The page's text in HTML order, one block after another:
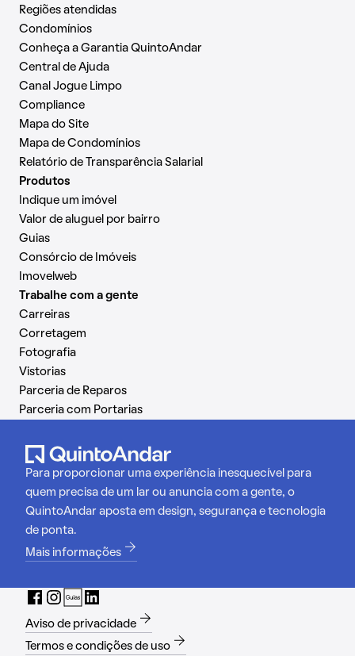
Regiões atendidas
Condomínios
Conheça a Garantia QuintoAndar
Central de Ajuda
Canal Jogue Limpo
Compliance
Mapa do Site
Mapa de Condomínios
Relatório de Transparência Salarial
Produtos
Indique um imóvel
Valor de aluguel por bairro
Guias
Consórcio de Imóveis
Imovelweb
Trabalhe com a gente
Carreiras
Corretagem
Fotografia
Vistorias
Parceria de Reparos
Parceria com Portarias
Para proporcionar uma experiência inesquecível para
quem precisa de um lar ou anuncia com a gente, o
QuintoAndar aposta em design, segurança e tecnologia
de ponta.
Mais informações
Aviso de privacidade
Termos e condições de uso